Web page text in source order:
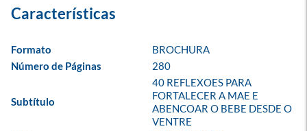
Formato
BROCHURA
Número de Páginas
280
Subtítulo
40 REFLEXOES PARA
FORTALECER A MAE E
ABENCOAR O BEBE DESDE O
VENTRE